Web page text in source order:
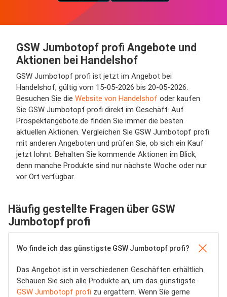
GSW Jumbotopf profi Angebote und
Aktionen bei Handelshof
GSW Jumbotopf profi ist jetzt im Angebot bei
Handelshof, gültig vom 15-05-2026 bis 20-05-2026.
Besuchen Sie die Website von Handelshof oder kaufen
Sie GSW Jumbotopf profi direkt im Geschäft. Auf
Prospektangebote.de finden Sie immer die besten
aktuellen Aktionen. Vergleichen Sie GSW Jumbotopf profi
mit anderen Angeboten und prüfen Sie, ob sich ein Kauf
jetzt lohnt. Behalten Sie kommende Aktionen im Blick,
denn manche Produkte sind nur nächste Woche oder nur
vor Ort verfügbar.
Häufig gestellte Fragen über GSW
Jumbotopf profi
Wo finde ich das günstigste GSW Jumbotopf profi?
Das Angebot ist in verschiedenen Geschäften erhältlich.
Schauen Sie sich alle Produkte an, um das günstigste
GSW Jumbotopf profi zu ergattern. Wenn Sie gerne